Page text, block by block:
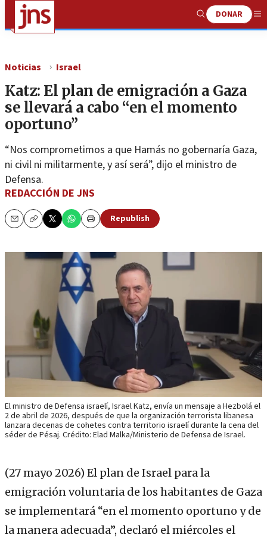
Show
Search
DONAR
Noticias Israel
Katz: El plan de emigración a Gaza
se llevará a cabo “en el momento
oportuno”
“Nos comprometimos a que Hamás no gobernaría Gaza,
ni civil ni militarmente, y así será”, dijo el ministro de
Defensa.
REDACCIÓN DE JNS
EmailCopy Print
Republish
El ministro de Defensa israelí, Israel Katz, envía un mensaje a Hezbolá el
2 de abril de 2026, después de que la organización terrorista libanesa
lanzara decenas de cohetes contra territorio israelí durante la cena del
séder de Pésaj. Crédito: Elad Malka/Ministerio de Defensa de Israel.
(27 mayo 2026) El plan de Israel para la
emigración voluntaria de los habitantes de Gaza
se implementará “en el momento oportuno y de
la manera adecuada”, declaró el miércoles el